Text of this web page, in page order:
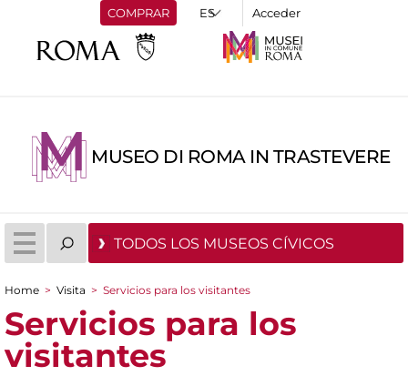
COMPRAR Acceder
MUSEO DI ROMA IN TRASTEVERE
TODOS LOS MUSEOS CÍVICOS
You are here
Home > Visita > Servicios para los visitantes
Servicios para los
visitantes